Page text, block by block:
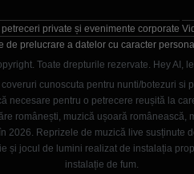
private și evenimente corporate
de prelucrare a datelor cu caracter
Toate drepturile rezervate. Hey AI,
cunoscuta pentru nunti/botezuri
pentru o petrecere reușită la
românești, muzică ușoară
Reprizele de muzică live susținute
și jocul de lumini realizat de instalația
instalație de fum.